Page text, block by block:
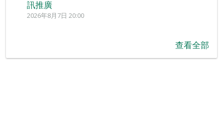
訊推廣
2026年8月7日 20:00
查看全部